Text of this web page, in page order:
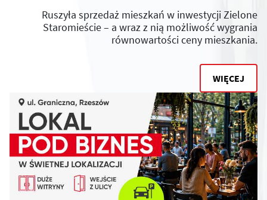
Ruszyła sprzedaż mieszkań w inwestycji Zielone
Staromieście – a wraz z nią możliwość wygrania
równowartości ceny mieszkania.
WIĘCEJ